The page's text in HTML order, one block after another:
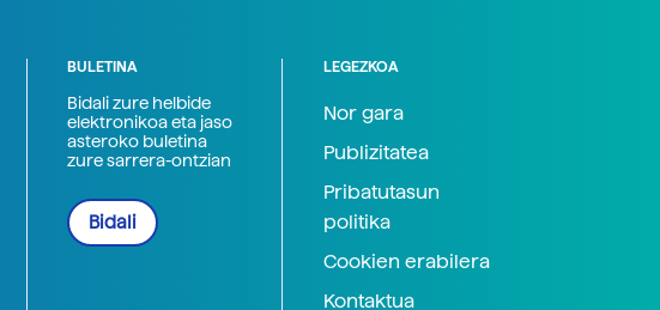
BULETINA
Bidali zure helbide
elektronikoa eta jaso
asteroko buletina
zure sarrera-ontzian
Bidali
LEGEZKOA
Nor gara
Publizitatea
Pribatutasun
politika
Cookien erabilera
Kontaktua